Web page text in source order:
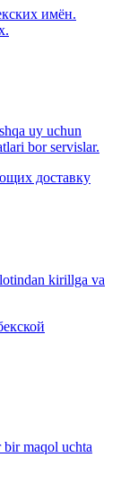
имён.
uy uchun
bor servislar.
доставку
kirillga va
maqol uchta